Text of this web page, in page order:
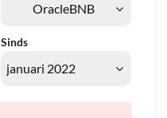
Sinds